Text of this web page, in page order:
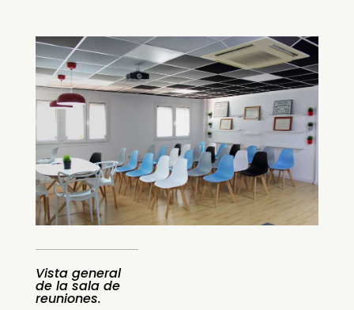
Vista general
de la sala de
reuniones.